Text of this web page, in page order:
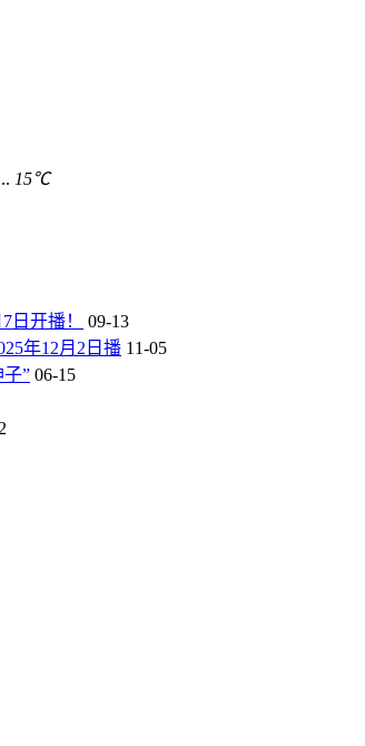
15℃
日开播！
09-13
年12月2日播 11-05
” 06-15